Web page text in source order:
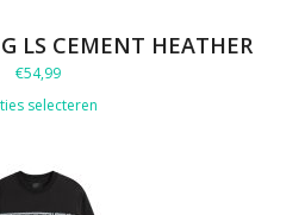
LS CEMENT HEATHER
€54,99
selecteren